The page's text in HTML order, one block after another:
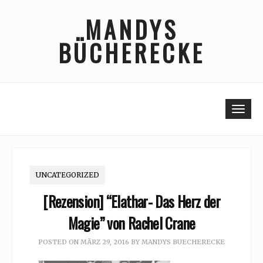
MANDYS
BÜCHERECKE
UNCATEGORIZED
[Rezension] “Elathar- Das Herz der
Magie” von Rachel Crane
POSTED ON MÄRZ 29, 2016 BY MANDYS BUECHERECKE